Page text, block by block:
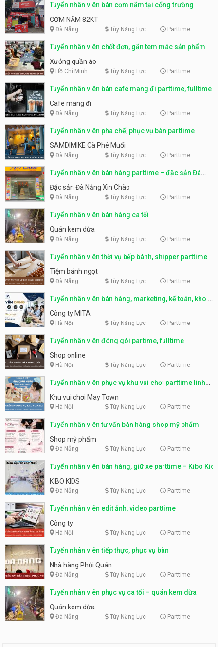
Tuyển nhân viên bán cơm nắm tại cổng trường
CƠM NẮM 82KT
Đà Nẵng Tùy Năng Lực Parttime
Tuyển nhân viên chốt đơn, gắn tem mác sản phẩm
Xưởng quần áo
Hồ Chí Minh Tùy Năng Lực Parttime
Tuyển nhân viên bán cafe mang đi parttime, fulltime
Cafe mang đi
Đà Nẵng Tùy Năng Lực Parttime
Tuyển nhân viên pha chế, phục vụ bàn parttime
SAMDIMIKE Cà Phê Muối
Đà Nẵng Tùy Năng Lực Parttime
Tuyển nhân viên bán hàng parttime – đặc sản Đà
Nẵng
Đặc sản Đà Nẵng Xin Chào
Đà Nẵng Tùy Năng Lực Parttime
Tuyển nhân viên bán hàng ca tối
Quán kem dừa
Đà Nẵng Tùy Năng Lực Parttime
Tuyển nhân viên thời vụ bếp bánh, shipper parttime
Tiệm bánh ngọt
Đà Nẵng Tùy Năng Lực Parttime
Tuyển nhân viên bán hàng, marketing, kế toán, kho –
parttime, fulltime
Công ty MITA
Hà Nội Tùy Năng Lực Parttime
Tuyển nhân viên đóng gói partime, fulltime
Shop online
Hà Nội Tùy Năng Lực Parttime
Tuyển nhân viên phục vụ khu vui chơi parttime linh
động
Khu vui chơi May Town
Hà Nội Tùy Năng Lực Parttime
Tuyển nhân viên tư vấn bán hàng shop mỹ phẩm
Shop mỹ phẩm
Đà Nẵng Tùy Năng Lực Parttime
Tuyển nhân viên bán hàng, giữ xe parttime – Kibo Kid
KIBO KIDS
Đà Nẵng Tùy Năng Lực Parttime
Tuyển nhân viên edit ảnh, video parttime
Công ty
Hà Nội Tùy Năng Lực Parttime
Tuyển nhân viên tiếp thực, phục vụ bàn
Nhà hàng Phủi Quán
Đà Nẵng Tùy Năng Lực Parttime
Tuyển nhân viên phục vụ ca tối – quán kem dừa
Quán kem dừa
Đà Nẵng Tùy Năng Lực Parttime